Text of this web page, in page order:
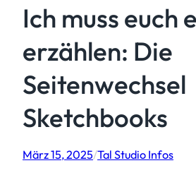
Ich muss euch
erzählen: Die
Seitenwechsel
Sketchbooks
März 15, 2025/Tal Studio Infos